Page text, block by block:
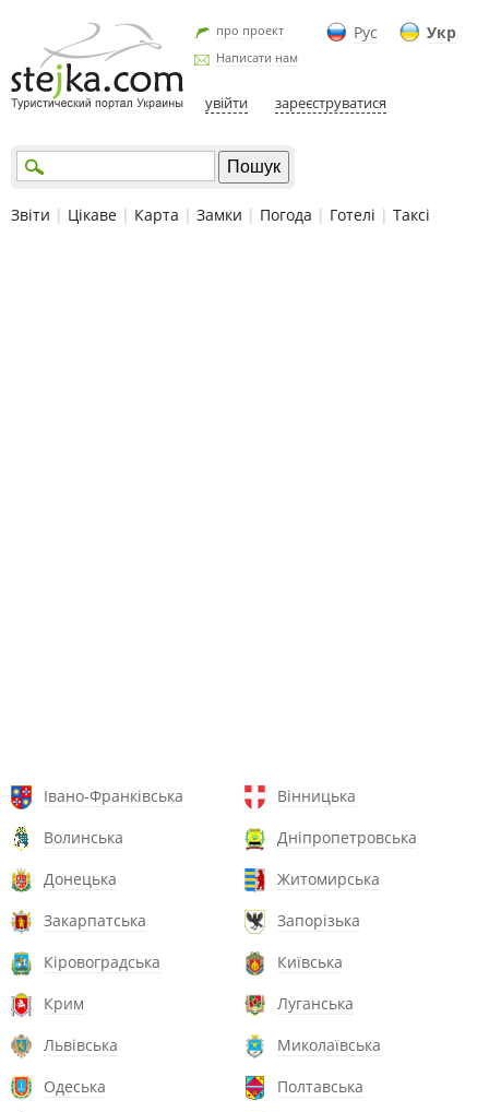
Рус Укр
про проект
Написати нам
увійти зареєструватися
Звіти | Цікаве | Карта | Замки | Погода | Готелі | Таксі
Івано-Франківська
Вінницька
Волинська
Дніпропетровська
Донецька
Житомирська
Закарпатська
Запорізька
Кіровоградська
Київська
Крим
Луганська
Львівська
Миколаївська
Одеська
Полтавська